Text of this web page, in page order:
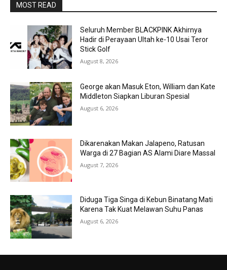
MOST READ
Seluruh Member BLACKPINK Akhirnya
Hadir di Perayaan Ultah ke-10 Usai Teror
Stick Golf
August 8, 2026
George akan Masuk Eton, William dan Kate
Middleton Siapkan Liburan Spesial
August 6, 2026
Dikarenakan Makan Jalapeno, Ratusan
Warga di 27 Bagian AS Alami Diare Massal
August 7, 2026
Diduga Tiga Singa di Kebun Binatang Mati
Karena Tak Kuat Melawan Suhu Panas
August 6, 2026